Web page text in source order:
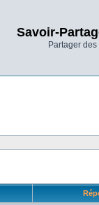
Savoir-
Partager